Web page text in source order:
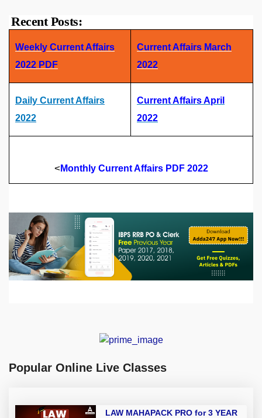
Recent Posts:
Weekly Current Affairs
2022 PDF
Current Affairs March
2022
Daily Current Affairs
2022
Current Affairs April
2022
< Monthly Current Affairs PDF 2022
Popular Online Live Classes
LAW MAHAPACK PRO for 3 YEAR